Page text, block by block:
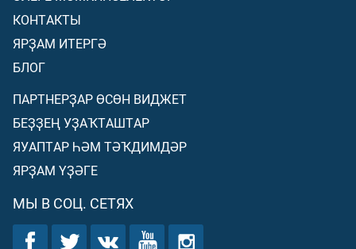
КОНТАКТЫ
ЯРҘАМ ИТЕРГӘ
БЛОГ
ПАРТНЕРҘАР ӨСӨН ВИДЖЕТ
БЕҘҘЕҢ УҘАҠТАШТАР
ЯУАПТАР ҺӘМ ТӘҠДИМДӘР
ЯРҘАМ ҮҘӘГЕ
МЫ В СОЦ. СЕТЯХ